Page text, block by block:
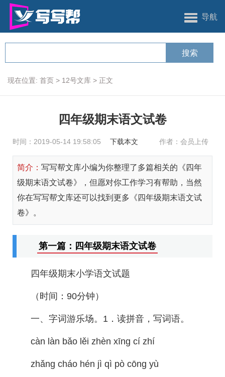
导航
现在位置: 首页 > 12号文库 > 正文
四年级期末语文试卷
时间：2019-05-14 19:58:05 下载本文 作者：会员上传
简介： 写写帮文库小编为你整理了多篇相关的《四年
级期末语文试卷》，但愿对你工作学习有帮助，当然
你在写写帮文库还可以找到更多《四年级期末语文试
卷》。
第一篇：四年级期末语文试卷
四年级期末小学语文试题
（时间：90分钟）
一、字词游乐场。1．读拼音，写词语。
càn làn bǎo lěi zhèn xīng cí zhí
zhǎng cháo hén jì qì pò cōng yù